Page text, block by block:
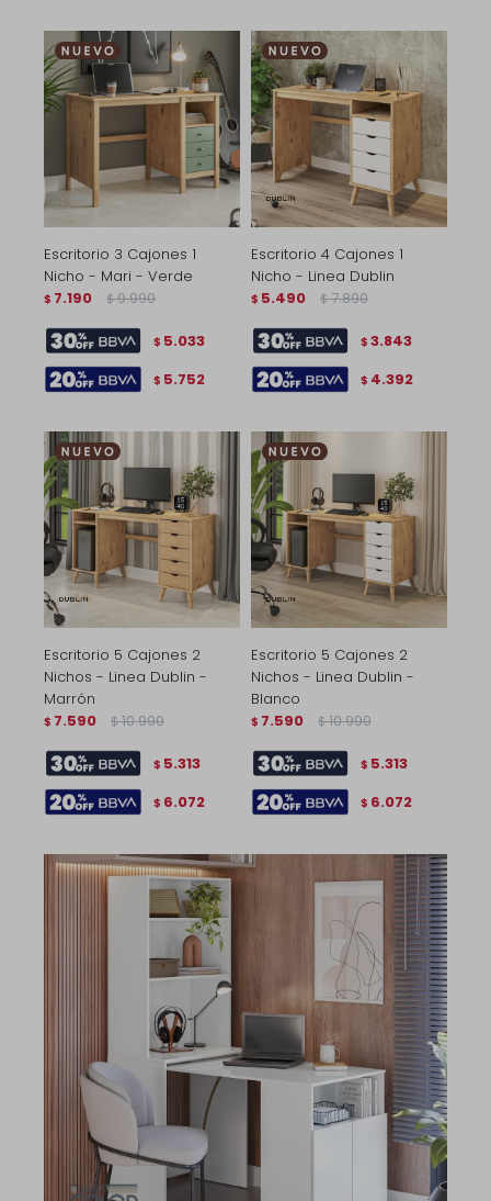
Escritorio 3 Cajones 1
Nicho - Mari - Verde
$ 7.190 $ 9.990
$ 5.033
$ 5.752
Escritorio 4 Cajones 1
Nicho - Linea Dublin
$ 5.490 $ 7.890
$ 3.843
$ 4.392
Escritorio 5 Cajones 2
Nichos - Linea Dublin -
Marrón
$ 7.590 $ 10.990
$ 5.313
$ 6.072
Escritorio 5 Cajones 2
Nichos - Linea Dublin -
Blanco
$ 7.590 $ 10.990
$ 5.313
$ 6.072